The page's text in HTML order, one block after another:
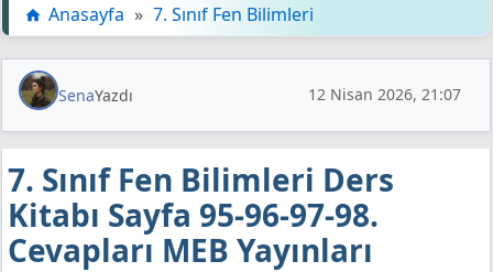
Anasayfa » 7. Sınıf Fen Bilimleri
SenaYazdı 12 Nisan 2026, 21:07
7. Sınıf Fen Bilimleri Ders
Kitabı Sayfa 95-96-97-98.
Cevapları MEB Yayınları